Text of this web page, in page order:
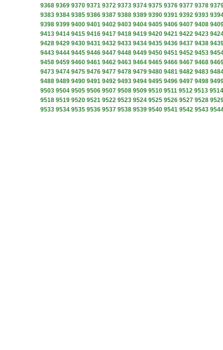
9368 9369 9370 9371 9372 9373 9374 9375 9376 9377 9378
9383 9384 9385 9386 9387 9388 9389 9390 9391 9392 9393
9398 9399 9400 9401 9402 9403 9404 9405 9406 9407 9408
9413 9414 9415 9416 9417 9418 9419 9420 9421 9422 9423
9428 9429 9430 9431 9432 9433 9434 9435 9436 9437 9438
9443 9444 9445 9446 9447 9448 9449 9450 9451 9452 9453
9458 9459 9460 9461 9462 9463 9464 9465 9466 9467 9468
9473 9474 9475 9476 9477 9478 9479 9480 9481 9482 9483
9488 9489 9490 9491 9492 9493 9494 9495 9496 9497 9498
9503 9504 9505 9506 9507 9508 9509 9510 9511 9512 9513 9514
9518 9519 9520 9521 9522 9523 9524 9525 9526 9527 9528
9533 9534 9535 9536 9537 9538 9539 9540 9541 9542 9543